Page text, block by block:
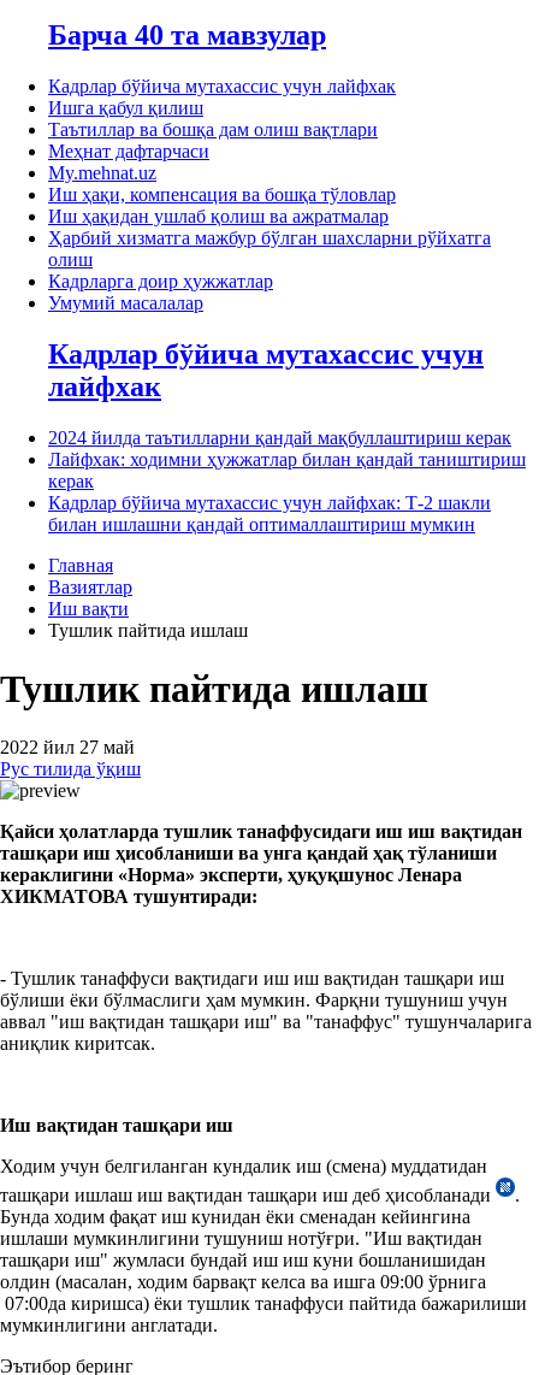
Барча 40 та мавзулар
Кадрлар бўйича мутахассис учун лайфхак
Ишга қабул қилиш
Таътиллар ва бошқа дам олиш вақтлари
Меҳнат дафтарчаси
My.mehnat.uz
Иш ҳақи, компенсация ва бошқа тўловлар
Иш ҳақидан ушлаб қолиш ва ажратмалар
Ҳарбий хизматга мажбур бўлган шахсларни рўйхатга
олиш
Кадрларга доир ҳужжатлар
Умумий масалалар
Кадрлар бўйича мутахассис учун
лайфхак
2024 йилда таътилларни қандай мақбуллаштириш керак
Лайфхак: ходимни ҳужжатлар билан қандай таништириш
керак
Кадрлар бўйича мутахассис учун лайфхак: Т-2 шакли
билан ишлашни қандай оптималлаштириш мумкин
Главная
Вазиятлар
Иш вақти
Тушлик пайтида ишлаш
Тушлик пайтида ишлаш
2022 йил 27 май
Рус тилида ўқиш
Қайси ҳолатларда тушлик танаффусидаги иш иш вақтидан
ташқари иш ҳисобланиши ва унга қандай ҳақ тўланиши
кераклигини «Норма» эксперти, ҳуқуқшунос Ленара
ХИКМАТОВА тушунтиради:
- Тушлик танаффуси вақтидаги иш иш вақтидан ташқари иш
бўлиши ёки бўлмаслиги ҳам мумкин. Фарқни тушуниш учун
аввал "иш вақтидан ташқари иш" ва "танаффус" тушунчаларига
аниқлик киритсак.
Иш вақтидан ташқари иш
Ходим учун белгиланган кундалик иш (смена) муддатидан
ташқари ишлаш иш вақтидан ташқари иш деб ҳисобланади
.
Бунда ходим фақат иш кунидан ёки сменадан кейингина
ишлаши мумкинлигини тушуниш нотўғри. "Иш вақтидан
ташқари иш" жумласи бундай иш иш куни бошланишидан
олдин (масалан, ходим барвақт келса ва ишга 09:00 ўрнига
07:00да киришса) ёки тушлик танаффуси пайтида бажарилиши
мумкинлигини англатади.
Эътибор беринг